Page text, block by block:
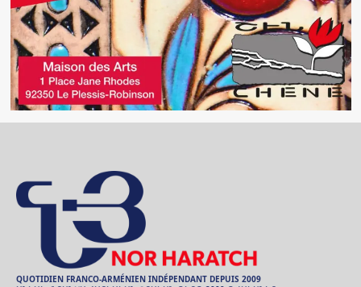
QUOTIDIEN FRANCO-ARMÉNIEN INDÉPENDANT DEPUIS 2009